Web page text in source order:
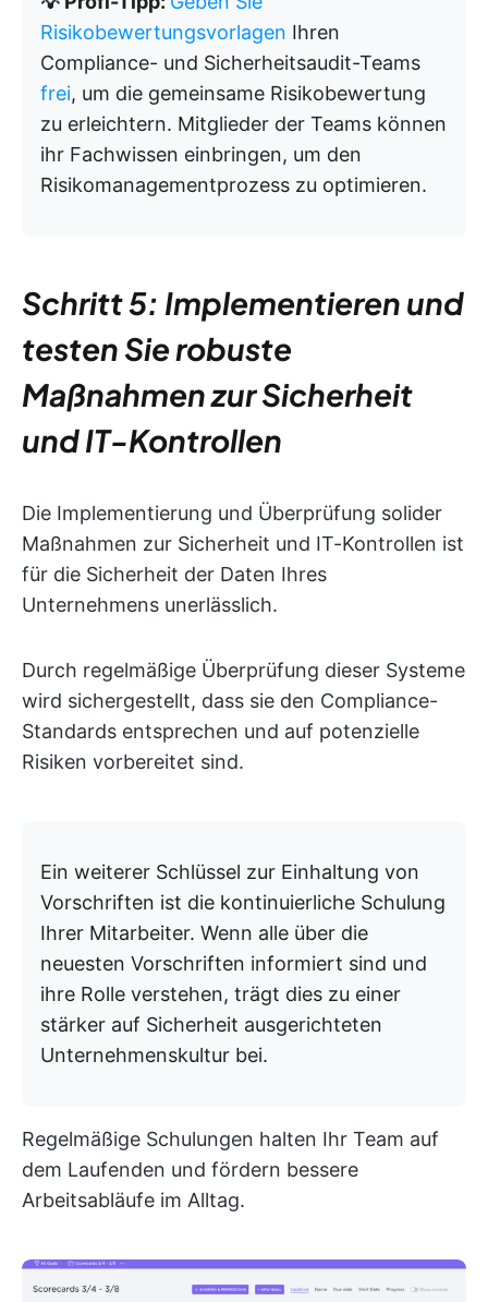
Risikobewertungsvorlagen Ihren
Compliance- und Sicherheitsaudit-Teams
frei, um die gemeinsame Risikobewertung
zu erleichtern. Mitglieder der Teams können
ihr Fachwissen einbringen, um den
Risikomanagementprozess zu optimieren.
Schritt 5: Implementieren und
testen Sie robuste
Maßnahmen zur Sicherheit
und IT-Kontrollen
Die Implementierung und Überprüfung solider
Maßnahmen zur Sicherheit und IT-Kontrollen ist
für die Sicherheit der Daten Ihres
Unternehmens unerlässlich.
Durch regelmäßige Überprüfung dieser Systeme
wird sichergestellt, dass sie den Compliance-
Standards entsprechen und auf potenzielle
Risiken vorbereitet sind.
Ein weiterer Schlüssel zur Einhaltung von
Vorschriften ist die kontinuierliche Schulung
Ihrer Mitarbeiter. Wenn alle über die
neuesten Vorschriften informiert sind und
ihre Rolle verstehen, trägt dies zu einer
stärker auf Sicherheit ausgerichteten
Unternehmenskultur bei.
Regelmäßige Schulungen halten Ihr Team auf
dem Laufenden und fördern bessere
Arbeitsabläufe im Alltag.